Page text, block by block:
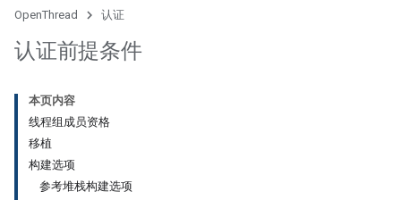
OpenThread 认证
认证前提条件
本页内容
线程组成员资格
移植
构建选项
参考堆栈构建选项